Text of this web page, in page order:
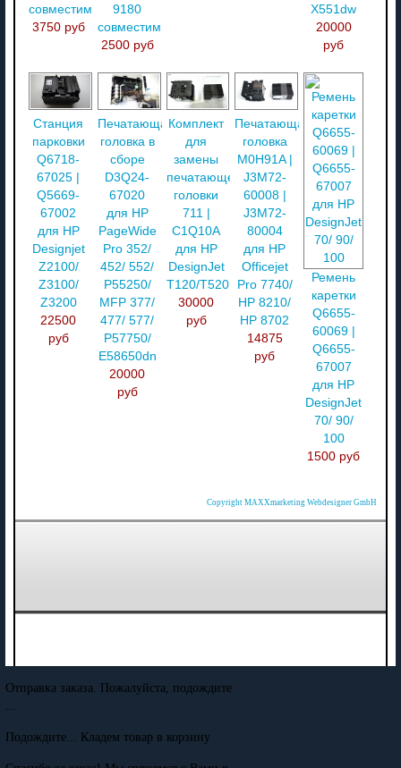
совместимый
3750 руб
9180
совместимый
2500 руб
X551dw
20000
руб
Станция
парковки
Q6718-
67025 |
Q5669-
67002
для HP
Designjet
Z2100/
Z3100/
Z3200
22500
руб
Печатающая
головка в
сборе
D3Q24-
67020
для HP
PageWide
Pro 352/
452/ 552/
P55250/
MFP 377/
477/ 577/
P57750/
E58650dn
20000
руб
Комплект
для
замены
печатающей
головки
711 |
C1Q10A
для HP
DesignJet
T120/T520
30000
руб
Печатающая
головка
M0H91A |
J3M72-
60008 |
J3M72-
80004
для HP
Officejet
Pro 7740/
HP 8210/
HP 8702
14875
руб
Ремень
каретки
Q6655-
60069 |
Q6655-
67007
для HP
DesignJet
70/ 90/
100
1500 руб
Copyright MAXXmarketing Webdesigner GmbH
Отправка заказа. Пожалуйста, подождите
Подождите... Кладем товар в корзину